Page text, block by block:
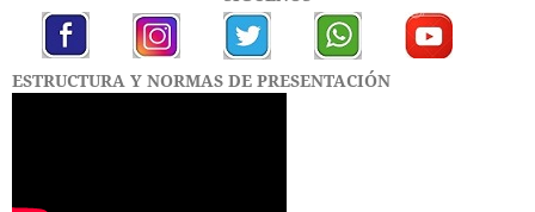
ESTRUCTURA Y NORMAS DE PRESENTACIÓN